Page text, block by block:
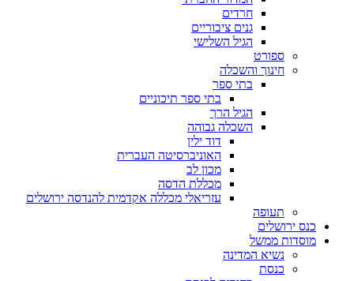
חרדים
גנים ציבוריים
הגיל השלישי
ספורט
חינוך והשכלה
בתי ספר
בתי ספר תיכוניים
הגיל הרך
השכלה גבוהה
דוד ילין
האוניברסיטה העברית
מכון לב
מכללת הדסה
עזריאלי מכללה אקדמית להנדסה ירושלים
תעופה
כנס ירושלים
מוסדות ממשל
נשיא המדינה
כנסת